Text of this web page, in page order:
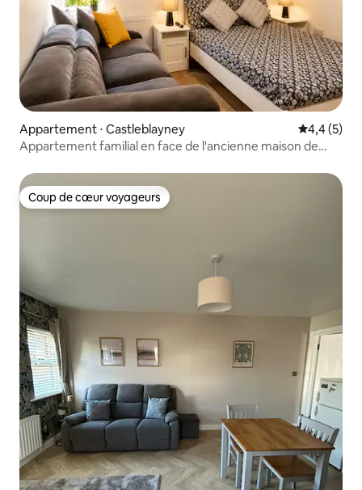
Appartement ⋅ Castleblayney Évaluation
4,4 (5)
Appartement familial en face de l'ancienne maison de
Coup de cœur voyageurs
Coup de cœur voyageurs